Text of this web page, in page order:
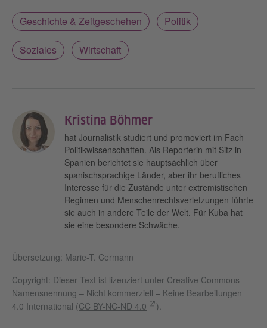
Geschichte & Zeitgeschehen Politik
Soziales Wirtschaft
Kristina Böhmer
hat Journalistik studiert und promoviert im Fach
Politikwissenschaften. Als Reporterin mit Sitz in
Spanien berichtet sie hauptsächlich über
spanischsprachige Länder, aber ihr berufliches
Interesse für die Zustände unter extremistischen
Regimen und Menschenrechtsverletzungen führte
sie auch in andere Teile der Welt. Für Kuba hat
sie eine besondere Schwäche.
Übersetzung: Marie-T. Cermann
Copyright: Dieser Text ist lizenziert unter Creative Commons
Namensnennung – Nicht kommerziell – Keine Bearbeitungen
4.0 International (CC BY-NC-ND 4.0 ).